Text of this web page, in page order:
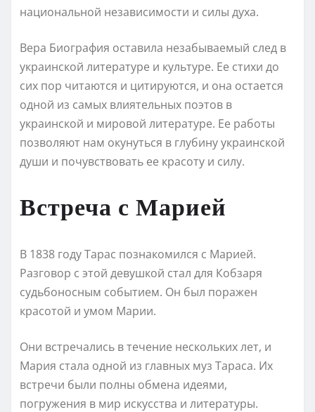
национальной независимости и силы духа.
Вера Биография оставила незабываемый след в
украинской литературе и культуре. Ее стихи до
сих пор читаются и цитируются, и она остается
одной из самых влиятельных поэтов в
украинской и мировой литературе. Ее работы
позволяют нам окунуться в глубину украинской
души и почувствовать ее красоту и силу.
Встреча с Марией
В 1838 году Тарас познакомился с Марией.
Разговор с этой девушкой стал для Кобзаря
судьбоносным событием. Он был поражен
красотой и умом Марии.
Они встречались в течение нескольких лет, и
Мария стала одной из главных муз Тараса. Их
встречи были полны обмена идеями,
погружения в мир искусства и литературы.